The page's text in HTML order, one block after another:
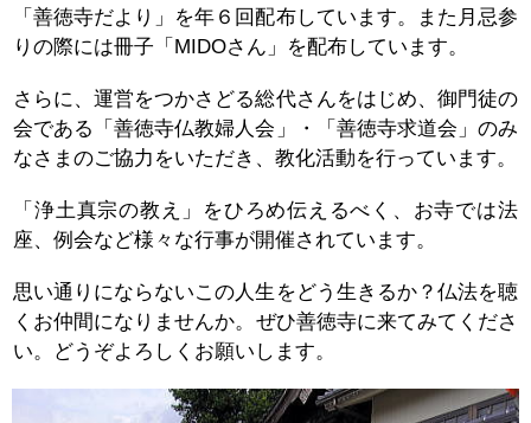
「善徳寺だより」を年６回配布しています。また月忌参
りの際には冊子「MIDOさん」を配布しています。
さらに、運営をつかさどる総代さんをはじめ、御門徒の
会である「善徳寺仏教婦人会」・「善徳寺求道会」のみ
なさまのご協力をいただき、教化活動を行っています。
「浄土真宗の教え」をひろめ伝えるべく、お寺では法
座、例会など様々な行事が開催されています。
思い通りにならないこの人生をどう生きるか？仏法を聴
くお仲間になりませんか。 ぜひ善徳寺に来てみてくださ
い。どうぞよろしくお願いします。